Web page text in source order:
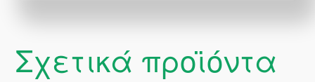
Σχετικά προϊόντα